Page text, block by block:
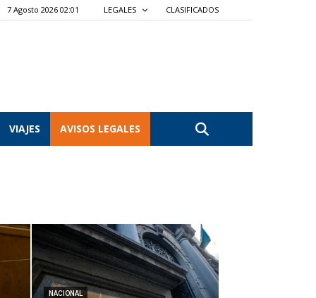
7 Agosto 2026 02:01 LEGALES CLASIFICADOS
VIAJES AVISOS LEGALES
NACIONAL